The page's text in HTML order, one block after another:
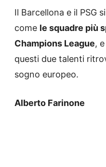
Il Barcellona e il PSG
come le squadre più
Champions League,
questi due talenti
sogno europeo.
Alberto Farinone